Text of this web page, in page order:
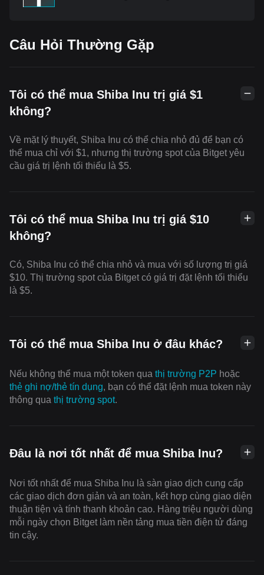
Câu Hỏi Thường Gặp
Tôi có thể mua Shiba Inu trị giá $1
không?
Về mặt lý thuyết, Shiba Inu có thể chia nhỏ đủ để bạn có
thể mua chỉ với $1, nhưng thị trường spot của Bitget yêu
cầu giá trị lệnh tối thiểu là $5.
Tôi có thể mua Shiba Inu trị giá $10
không?
Có, Shiba Inu có thể chia nhỏ và mua với số lượng trị giá
$10. Thị trường spot của Bitget có giá trị đặt lệnh tối thiểu
là $5.
Tôi có thể mua Shiba Inu ở đâu khác?
Nếu không thể mua một token qua thị trường P2P hoặc
thẻ ghi nợ/thẻ tín dụng, bạn có thể đặt lệnh mua token này
thông qua thị trường spot.
Đâu là nơi tốt nhất để mua Shiba Inu?
Nơi tốt nhất để mua Shiba Inu là sàn giao dịch cung cấp
các giao dịch đơn giản và an toàn, kết hợp cùng giao diện
thuận tiện và tính thanh khoản cao. Hàng triệu người dùng
mỗi ngày chọn Bitget làm nền tảng mua tiền điện tử đáng
tin cậy.